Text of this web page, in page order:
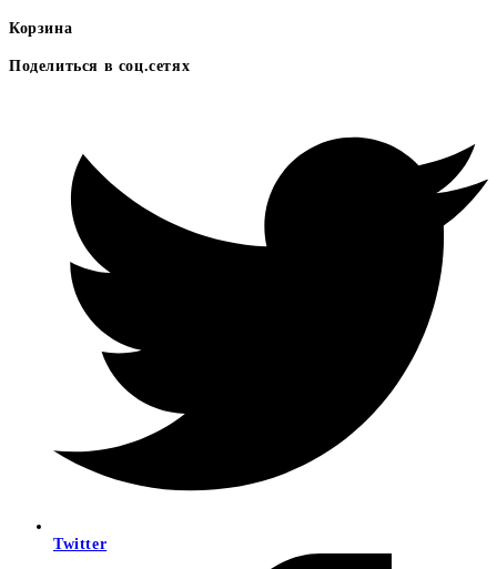
Корзина
Поделиться в соц.сетях
Twitter